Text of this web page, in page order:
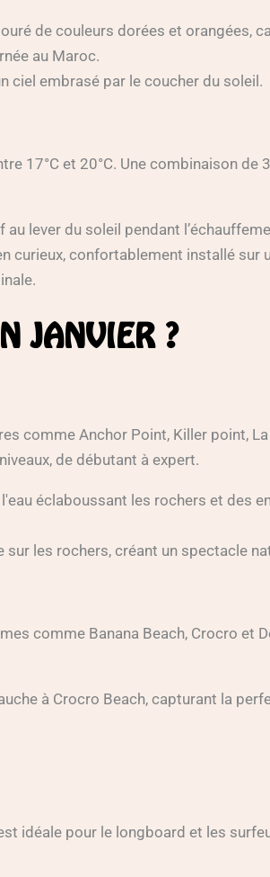
ciel embrasé par le coucher du soleil.
17°C et 20°C. Une combinaison de
curieux, confortablement installé sur
JANVIER ?
comme Anchor Point, Killer point,
de débutant à expert.
sur les rochers, créant un spectacle
comme Banana Beach, Crocro et
idéale pour le longboard et les